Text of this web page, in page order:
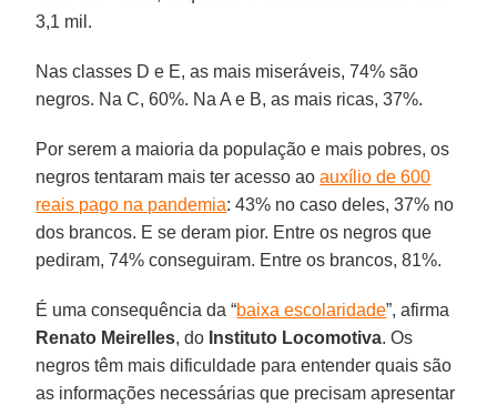
3,1 mil.
Nas classes D e E, as mais miseráveis, 74% são
negros. Na C, 60%. Na A e B, as mais ricas, 37%.
Por serem a maioria da população e mais pobres, os
negros tentaram mais ter acesso aoauxílio de 600
reais pago na pandemia: 43% no caso deles, 37% no
dos brancos. E se deram pior. Entre os negros que
pediram, 74% conseguiram. Entre os brancos, 81%.
É uma consequência da “baixa escolaridade”, afirma
Renato Meirelles, do Instituto Locomotiva. Os
negros têm mais dificuldade para entender quais são
as informações necessárias que precisam apresentar